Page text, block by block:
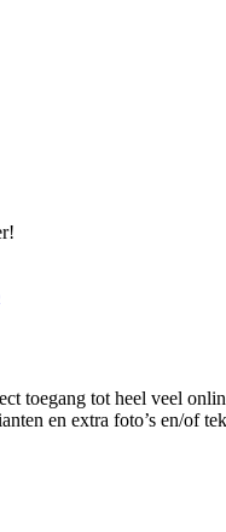
toegang tot heel veel
en extra foto’s en/of